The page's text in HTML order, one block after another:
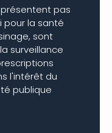
pas
pour la santé
sont
surveillance
l'intérêt du
publique